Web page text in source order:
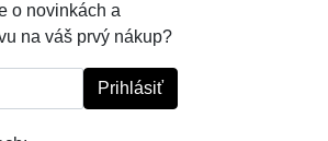
o novinkách a
na váš prvý nákup?
Prihlásiť